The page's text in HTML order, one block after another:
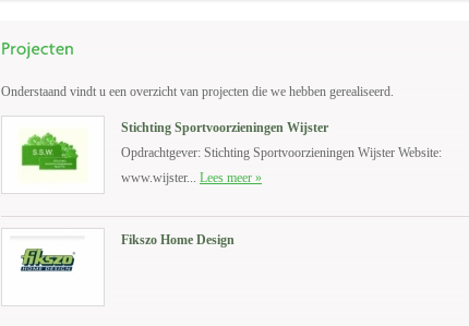
Onderstaand vindt u een overzicht van projecten die we hebben gerealiseerd.
Stichting Sportvoorzieningen Wijster
Opdrachtgever: Stichting Sportvoorzieningen Wijster Website:
www.wijster... Lees meer »
Fikszo Home Design